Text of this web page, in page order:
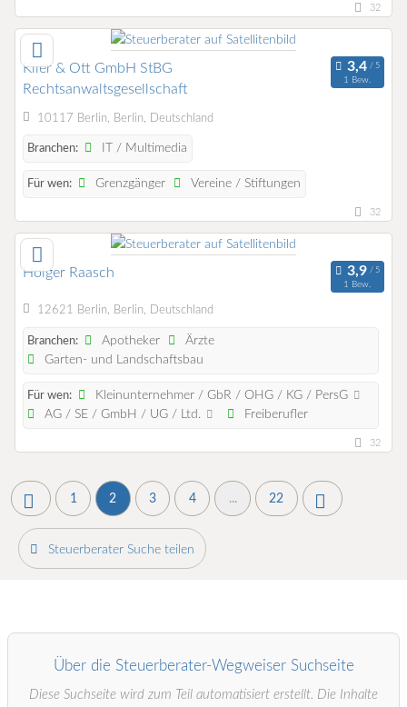
32
Klier & Ott GmbH StBG
Rechtsanwaltsgesellschaft
1 Bew.
10117 Berlin, Berlin, Deutschland
Branchen: IT / Multimedia
Für wen: Grenzgänger Vereine / Stiftungen
32
Holger Raasch
1 Bew.
12621 Berlin, Berlin, Deutschland
Branchen: Apotheker
Ärzte
Garten- und Landschaftsbau
Für wen:
Kleinunternehmer / GbR / OHG / KG / PersG
AG / SE / GmbH / UG / Ltd.
Freiberufler
32
1 2 3 4 ... 22
Steuerberater Suche teilen
Über die Steuerberater-Wegweiser Suchseite
Diese Suchseite wird zum Teil automatisiert erstellt. Die Inhalte